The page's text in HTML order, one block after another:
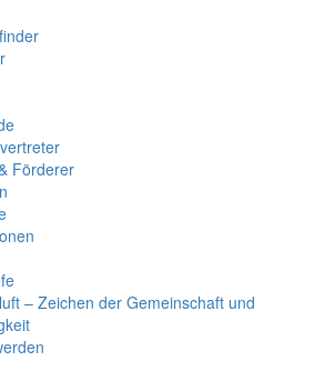
Förderer
– Zeichen der Gemeinschaft und